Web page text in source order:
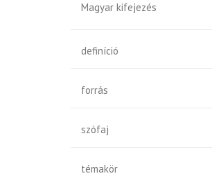
Magyar kifejezés
definíció
forrás
szófaj
témakör